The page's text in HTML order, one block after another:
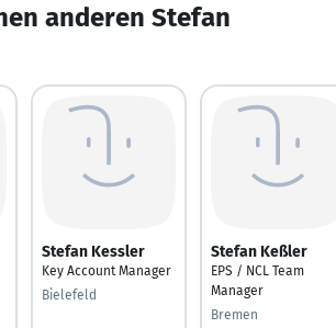
anderen Stefan
Stefan Kessler
Key Account Manager
Bielefeld
Stefan Keßler
EPS / NCL Team
Manager
Bremen